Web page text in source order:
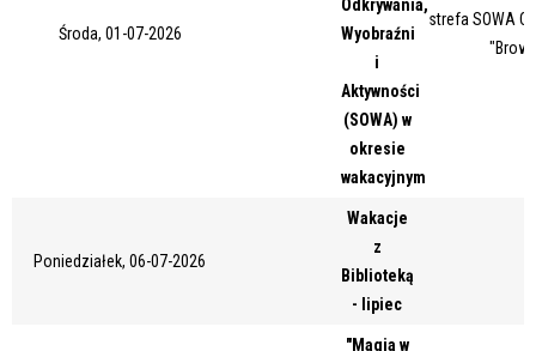
MiejsceŚroda, 01-07-2026
Odkrywania,
Wyobraźni
i
Aktywności
(SOWA) w
okresie
wakacyjnym
strefa SOWA
Poniedziałek, 06-07-2026
Wakacje
z
Biblioteką
- lipiec
"Magia w